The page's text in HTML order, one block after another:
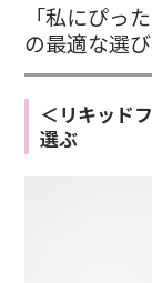
「私にぴっ
の最適な選
＜リキッド
選ぶ